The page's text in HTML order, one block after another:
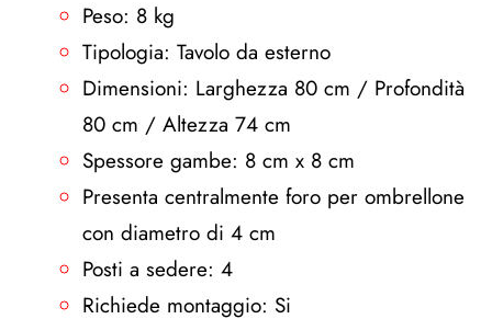
Peso: 8 kg
Tipologia: Tavolo da esterno
Dimensioni: Larghezza 80 cm / Profondità
80 cm / Altezza 74 cm
Spessore gambe: 8 cm x 8 cm
Presenta centralmente foro per ombrellone
con diametro di 4 cm
Posti a sedere: 4
Richiede montaggio: Si